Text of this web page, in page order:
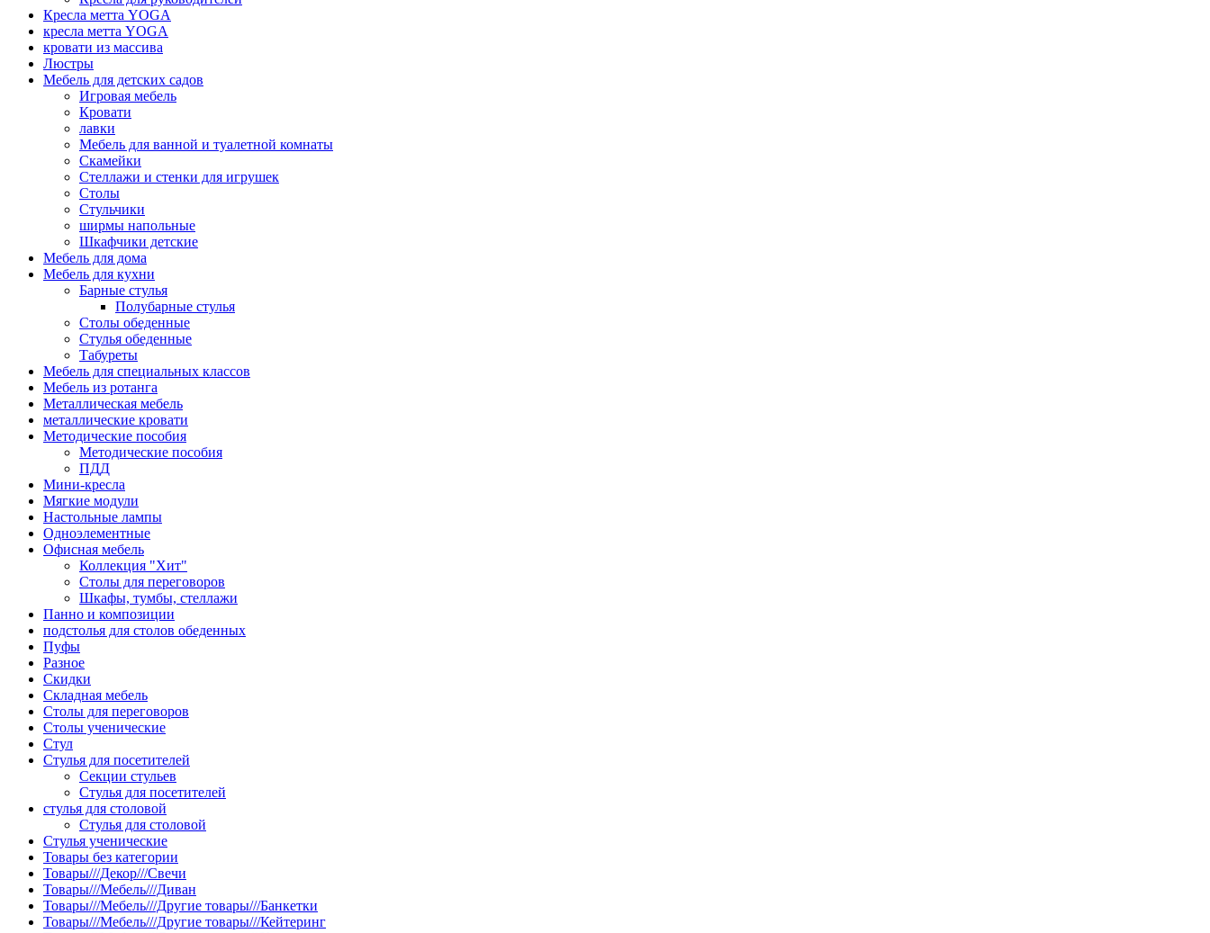
Кресла метта YOGA
кресла метта YOGA
кровати из массива
Люстры
Мебель для детских садов
Игровая мебель
Кровати
лавки
Мебель для ванной и туалетной комнаты
Скамейки
Стеллажи и стенки для игрушек
Столы
Стульчики
ширмы напольные
Шкафчики детские
Мебель для дома
Мебель для кухни
Барные стулья
Полубарные стулья
Столы обеденные
Стулья обеденные
Табуреты
Мебель для специальных классов
Мебель из ротанга
Металлическая мебель
металлические кровати
Методические пособия
Методические пособия
ПДД
Мини-кресла
Мягкие модули
Настольные лампы
Одноэлементные
Офисная мебель
Коллекция "Хит"
Столы для переговоров
Шкафы, тумбы, стеллажи
Панно и композиции
подстолья для столов обеденных
Пуфы
Разное
Скидки
Складная мебель
Столы для переговоров
Столы ученические
Стул
Стулья для посетителей
Секции стульев
Стулья для посетителей
стулья для столовой
Стулья для столовой
Стулья ученические
Товары без категории
Товары///Декор///Свечи
Товары///Мебель///Диван
Товары///Мебель///Другие товары///Банкетки
Товары///Мебель///Другие товары///Кейтеринг